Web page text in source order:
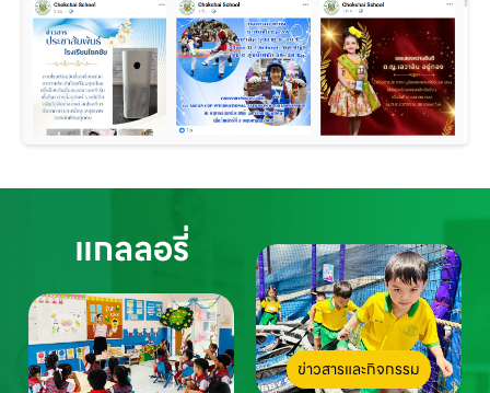
แกลลอรี่
ข่าวสารและกิจกรรม